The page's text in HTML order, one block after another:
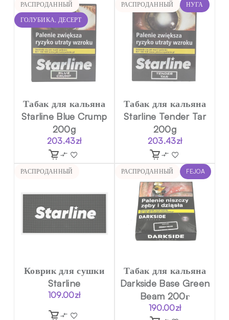
РАСПРОДАННЫЙ
ГОЛУБИКА, ДЕСЕРТ
Табак для кальяна
Starline Blue Crump
200g
203.43zł
РАСПРОДАННЫЙ НУГА
Табак для кальяна
Starline Tender Tar
200g
203.43zł
РАСПРОДАННЫЙ
Коврик для сушки
Starline
109.00zł
РАСПРОДАННЫЙ FEJOA
Табак для кальяна
Darkside Base Green
Beam 200г
190.00zł